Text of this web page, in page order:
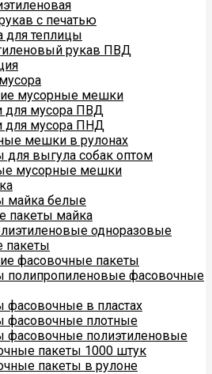
с печатью
для теплицы
рукав ПВД
мусорные мешки
мусора ПВД
мусора ПНД
мешки в рулонах
для выгула собак оптом
мусорные мешки
майка белые
пакеты майка
одноразовые
пакеты
фасовочные пакеты
полипропиленовые фасовочные
фасовочные в пластах
фасовочные плотные
фасовочные полиэтиленовые
пакеты 1000 штук
пакеты в рулоне